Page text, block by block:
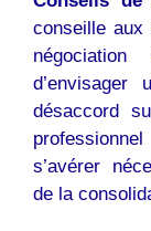
conseille aux
désaccord
s’avérer
de la